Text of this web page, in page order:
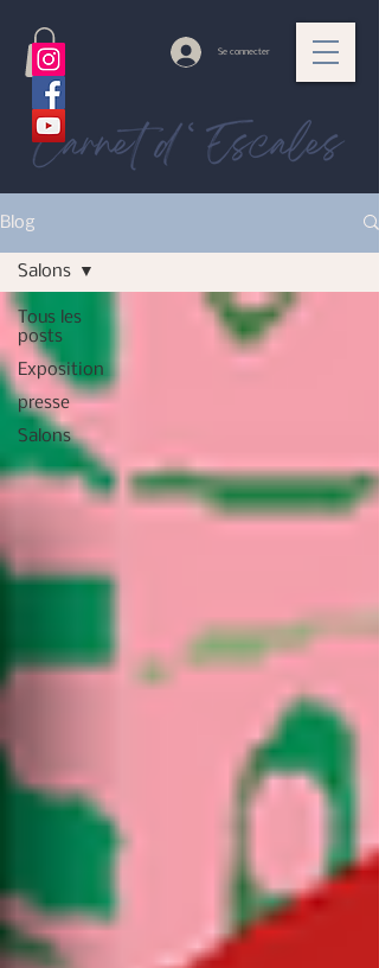
Se connecter
Blog
Tous les
posts
Exposition
presse
Salons
Salons